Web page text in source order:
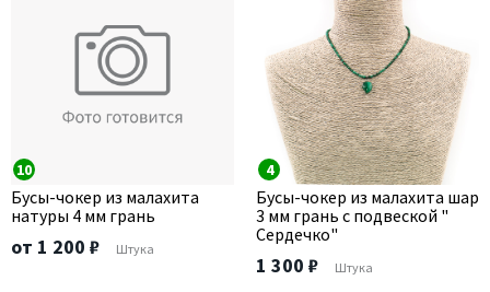
10
Бусы-чокер из малахита
натуры 4 мм грань
от 1 200 ₽ Штука
4
Бусы-чокер из малахита шар
3 мм грань с подвеской "
Сердечко"
1 300 ₽ Штука